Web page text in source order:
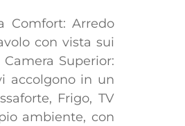
Comfort: Arredo
con vista sui
Superior:
accolgono in un
Frigo, TV
ambiente, con